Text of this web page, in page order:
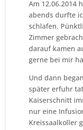
Am 12.06.2014
abends durfte
schlafen.
Zimmer
darauf kamen
gerne bei mir
Und dann
später erfuhr
Kaiserschnitt
nur eine
Kreissaalkoller